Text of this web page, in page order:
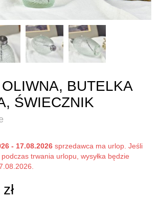
BUTELKA
ŚWIECZNIK
- 17.08.2026 sprzedawca ma urlop. Jeśli
trwania urlopu, wysyłka będzie